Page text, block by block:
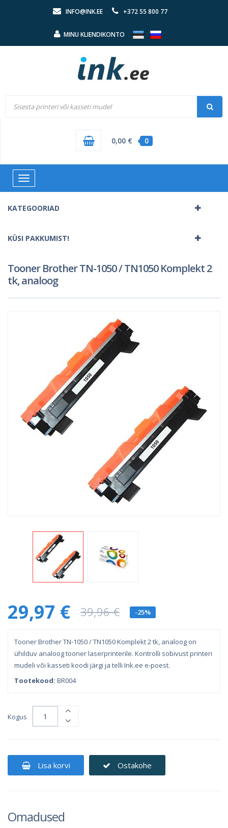
INFO@INK.EE +372 55 800 77
MINU KLIENDIKONTO
0
0,00 €
Toggle
navigation
KATEGOORIAD
KÜSI PAKKUMIST!
Tooner Brother TN-1050 / TN1050 Komplekt 2
tk, analoog
29,97 € 39,96 € -25%
Tooner Brother TN-1050 / TN1050 Komplekt 2 tk, analoog on
ühilduv analoog tooner laserprinterile. Kontrolli sobivust printeri
mudeli või kasseti koodi järgi ja telli Ink.ee e-poest.
Tootekood: BR004
Kogus
Lisa korvi Ostakohe
Omadused